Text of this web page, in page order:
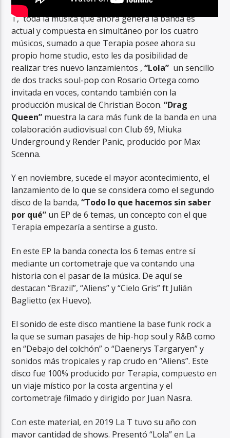
2019
es el año de afianzamiento del sonido de La
T, toda la música que ahora genera la banda es
actual y compuesta en simultáneo por los cuatro
músicos, sumado a que Terapia posee ahora su
propio home studio, esto les da posibilidad de
realizar tres nuevo lanzamientos ,“Lola” un sencillo
de dos tracks soul-pop con Rosario Ortega como
invitada en voces, contando también con la
producción musical de Christian Bocon.“Drag
Queen” muestra la cara más funk de la banda en una
colaboración audiovisual con Club 69, Miuka
Underground y Render Panic, producido por Max
Scenna.
Y en noviembre, sucede el mayor acontecimiento, el
lanzamiento de lo que se considera como el segundo
disco de la banda,“Todo lo que hacemos sin saber
por qué” un EP de 6 temas, un concepto con el que
Terapia empezaría a sentirse a gusto.
En este EP la banda conecta los 6 temas entre sí
mediante un cortometraje que va contando una
historia con el pasar de la música. De aquí se
destacan “Brazil”, “Aliens” y “Cielo Gris” ft Julián
Baglietto (ex Huevo).
El sonido de este disco mantiene la base funk rock a
la que se suman pasajes de hip-hop soul y R&B como
en “Debajo del colchón” o “Daenerys Targaryen” y
sonidos más tropicales y rap crudo en “Aliens”. Este
disco fue 100% producido por Terapia, compuesto en
un viaje místico por la costa argentina y el
cortometraje filmado y dirigido por Juan Nasra.
Con este material, en 2019 La T tuvo su año con
mayor cantidad de shows. Presentó “Lola” en La